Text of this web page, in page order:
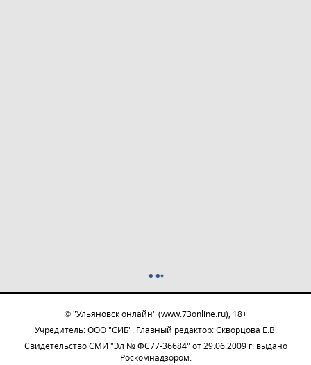
© "Ульяновск онлайн" (www.73online.ru), 18+
Учредитель: ООО "СИБ". Главный редактор: Скворцова Е.В.
Свидетельство СМИ "Эл № ФС77-36684" от 29.06.2009 г. выдано
Роскомнадзором.